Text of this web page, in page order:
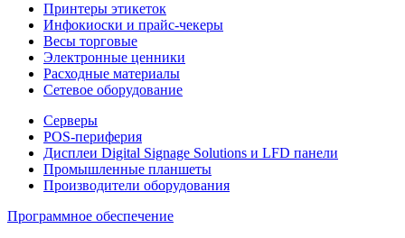
Принтеры этикеток
Инфокиоски и прайс-чекеры
Весы торговые
Электронные ценники
Расходные материалы
Сетевое оборудование
Серверы
POS-периферия
Дисплеи Digital Signage Solutions и LFD панели
Промышленные планшеты
Производители оборудования
Программное обеспечение